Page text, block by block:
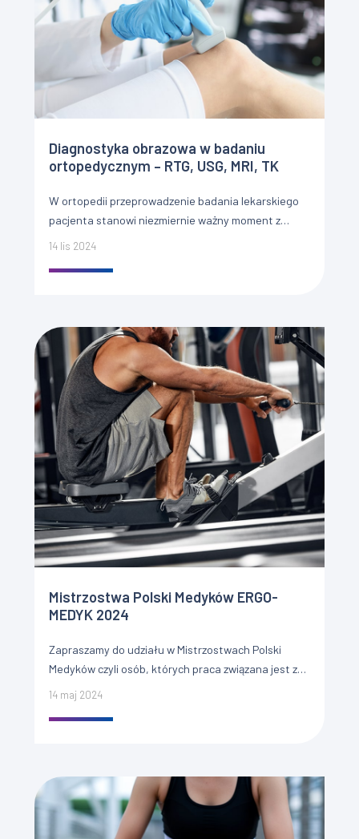
Diagnostyka obrazowa w badaniu
ortopedycznym – RTG, USG, MRI, TK
W ortopedii przeprowadzenie badania lekarskiego
pacjenta stanowi niezmiernie ważny moment z
uwagi na rozpoznanie pojawiających się patologii,
14 lis 2024
Mistrzostwa Polski Medyków ERGO-
MEDYK 2024
Zapraszamy do udziału w Mistrzostwach Polski
Medyków czyli osób, których praca związana jest z
leczeniem ERGO-MEDYK 2024, które odbędą się pod
14 maj 2024